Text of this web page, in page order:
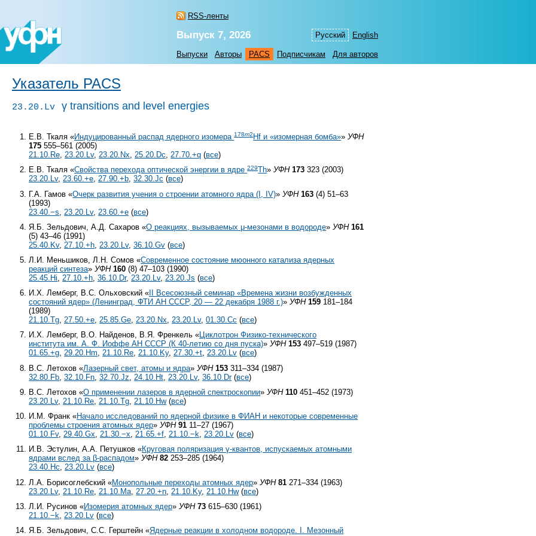
RSS-ленты
Русский English
Выпуск 7, 2026
Выпуски Авторы PACS Подписчикам Для авторов
Указатель PACS
23.20.Lv γ transitions and level energies
Е.В. Ткаля «Индуцированный распад ядерного изомера178m2Hf и «изомерная бомба»»УФН
175 555–561 (2005)
21.10.Re,23.20.Lv,23.20.Nx,25.20.Dc,27.70.+q (все)
Е.В. Ткаля «Свойства перехода оптической энергии в ядре229Th»УФН 173 323 (2003)
23.20.Lv,23.60.+e,27.90.+b,32.30.Jc (все)
Г.А. Гамов «Очерк развития учения о строении атомного ядра (I, IV)»УФН 163 (4) 51–63
(1993)
23.40.−s
23.20.Lv, 23.60.+e (все)
Я.Б. Зельдович, А.Д. Сахаров «О реакциях, вызываемых μ-мезонами в водороде»УФН 161
(5) 43–46 (1991)
25.40.Kv, 27.10.+h 23.20.Lv,36.10.Gv (все)
Л.И. Меньшиков, Л.Н. Сомов «Современное состояние мюонного катализа ядерных
реакций синтеза»УФН 160 (8) 47–103 (1990)
25.45.Hi,27.10.+h,36.10.Dr,23.20.Lv,23.20.Js (все)
И.Х. Лемберг, В.С. Ольховский « II Всесоюзный семинар «Времена жизни возбужденных
состояний ядер» (Ленинград, ФТИ АН СССР, 20 — 22 декабря 1988 г.)»УФН 159 181–184
(1989)
21.10.Tg,27.50.+e,25.85.Ge,23.20.Nx,23.20.Lv,01.30.Cc (все)
И.Х. Лемберг, В.О. Найденов, В.Я. Френкель «Циклотрон Физико-технического
института им. А. Ф. Иоффе АН СССР (К40-летию со дня пуска)»УФН 153 497–519 (1987)
01.65.+g,29.20.Hm,21.10.Re,21.10.Ky,27.30.+t,23.20.Lv (все)
В.С. Летохов «Лазерный свет, атомы и ядра»УФН 153 311–334 (1987)
32.80.Fb ,32.10.Fn ,32.70.Jz 24.10.Ht 23.20.Lv,36.10.Dr(все)
В.С. Летохов «О применении лазеров в ядерной спектроскопии»УФН 110 451–452 (1973)
23.20.Lv, 21.10.Re 21.10.Tg 21.10.Hw(все)
И.М. Франк «Начало исследований по ядерной физике в ФИАН и некоторые современные
проблемы строения атомных ядер»УФН 91 11–27 (1967)
01.10.Fv,29.40.Gx,21.30.−x,21.65.+f,21.10.−k,23.20.Lv (все)
И.В. Эстулин, А.А. Петушков «Круговая поляризация γ-квантов, испускаемых атомными
ядрами вслед за β-распадом»УФН 82 253–285 (1964)
23.40.Hc,23.20.Lv (все)
Л.А. Борисоглебский «Монопольные переходы атомных ядер»УФН 81 271–334 (1963)
23.20.Lv, 21.10.Re 21.10.Ma 27.20.+n 21.10.Ky, 21.10.Hw(все)
Л.И. Русинов «Изомерия атомных ядер»УФН 73 615–630 (1961)
21.10.−k
23.20.Lv (все)
Я.Б. Зельдович, С.С. Герштейн «Ядерные реакции в холодном водороде. I. Мезонный